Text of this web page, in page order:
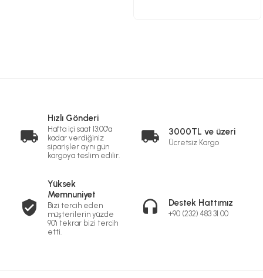
Hızlı Gönderi
Hafta içi saat 13:00'a
kadar verdiğiniz
siparişler aynı gün
kargoya teslim edilir.
3000TL ve üzeri
Ücretsiz Kargo
Yüksek
Memnuniyet
Bizi tercih eden
müşterilerin yüzde
90'ı tekrar bizi tercih
etti.
Destek Hattımız
+90 (232) 483 31 00